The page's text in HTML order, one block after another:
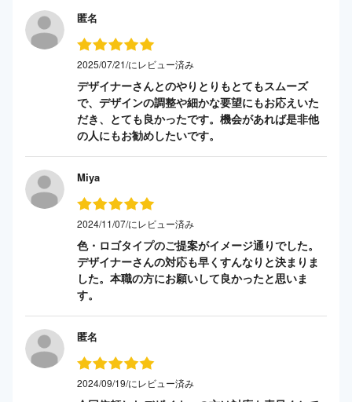
匿名
2025/07/21/にレビュー済み
デザイナーさんとのやりとりもとてもスムーズ
で、デザインの調整や細かな要望にもお応えいた
だき、とても良かったです。機会があれば是非他
の人にもお勧めしたいです。
Miya
2024/11/07/にレビュー済み
色・ロゴタイプのご提案がイメージ通りでした。
デザイナーさんの対応も早くすんなりと決まりま
した。本職の方にお願いして良かったと思いま
す。
匿名
2024/09/19/にレビュー済み